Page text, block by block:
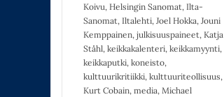
Koivu, Helsingin Sanomat, Ilta-
Sanomat, Iltalehti, Joel Hokka, Jouni
Kemppainen, julkisuuspaineet, Katja
Ståhl, keikkakalenteri, keikkamyynti,
keikkaputki, koneisto,
kulttuurikritiikki, kulttuuriteollisuus,
Kurt Cobain, media, Michael